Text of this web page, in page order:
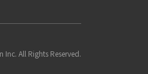
All Rights Reserved.